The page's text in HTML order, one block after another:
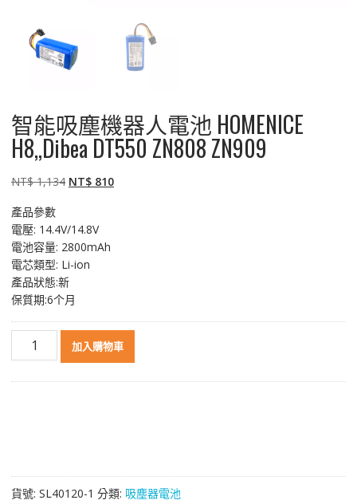
智能吸塵機器人電池 HOMENICE
H8,,Dibea DT550 ZN808 ZN909
NT$1,134 原
格：
NT$ 1,134。
NT$810目
產品參數
電壓: 14.4V/14.8V
電池容量: 2800mAh
電芯類型: Li-ion
產品狀態:新
保質期:6个月
池
HOMENICE
加入購物車
貨號: SL40120-1 分類: 吸塵器電池